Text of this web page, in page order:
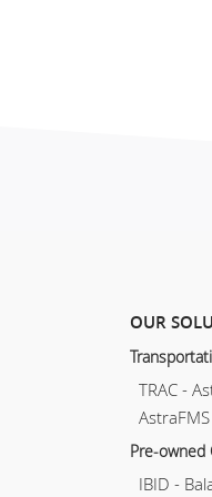
OUR
TRAC -
AstraFMS
Pre-owned
IBID -